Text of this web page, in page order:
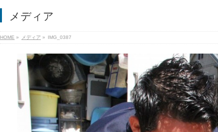
メディア
HOME » メディア » IMG_0387